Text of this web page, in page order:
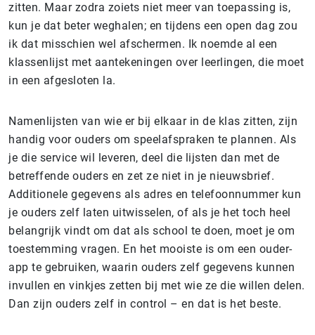
zitten. Maar zodra zoiets niet meer van toepassing is,
kun je dat beter weghalen; en tijdens een open dag zou
ik dat misschien wel afschermen. Ik noemde al een
klassenlijst met aantekeningen over leerlingen, die moet
in een afgesloten la.
Namenlijsten van wie er bij elkaar in de klas zitten, zijn
handig voor ouders om speelafspraken te plannen. Als
je die service wil leveren, deel die lijsten dan met de
betreffende ouders en zet ze niet in je nieuwsbrief.
Additionele gegevens als adres en telefoonnummer kun
je ouders zelf laten uitwisselen, of als je het toch heel
belangrijk vindt om dat als school te doen, moet je om
toestemming vragen. En het mooiste is om een ouder-
app te gebruiken, waarin ouders zelf gegevens kunnen
invullen en vinkjes zetten bij met wie ze die willen delen.
Dan zijn ouders zelf in control – en dat is het beste.